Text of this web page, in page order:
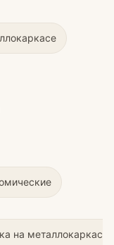
на металлокаркасе